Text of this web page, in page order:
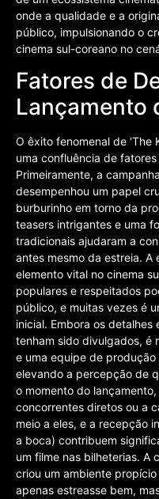
onde a qualidade e a
público, impulsionando o
cinema sul-coreano no
Fatores de
Lançamento
O êxito fenomenal de ‘The
uma confluência de
Primeiramente, a
desempenhou um papel
burburinho em torno da
teasers intrigantes e uma
tradicionais ajudaram a
antes mesmo da estreia. A
elemento vital no cinema
populares e respeitados
público, e muitas vezes é
inicial. Embora os
tenham sido divulgados, é
e uma equipe de
elevando a percepção de
o momento do
concorrentes diretos ou a
meio a eles, e a recepção
a boca) contribuem
um filme nas bilheterias. A
criou um ambiente propício
apenas estreasse bem,